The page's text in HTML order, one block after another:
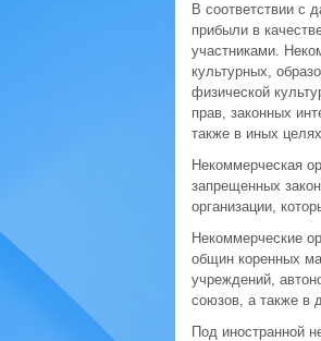
В соответствии с
прибыли в
участниками.
культурных,
физической
прав, законных
также в иных
Некоммерческая
запрещенных
организации,
Некоммерческие
общин коренных
учреждений,
союзов, а также в
Под иностранной